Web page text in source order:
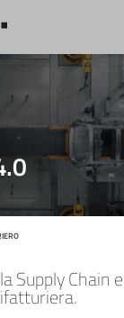
Supply Chain